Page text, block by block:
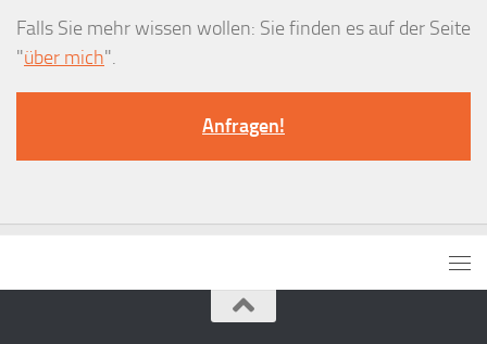
Falls Sie mehr wissen wollen: Sie finden es auf der Seite
"über mich".
Anfragen!